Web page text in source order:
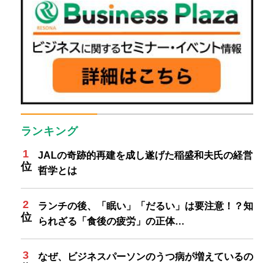
ランキング
JALの奇跡的再建を成し遂げた稲盛和夫氏の経営
哲学とは
ランチの後、「眠い」「だるい」は要注意！？知
られざる「食後の疲労」の正体…
なぜ、ビジネスパーソンのうつ病が増えているの